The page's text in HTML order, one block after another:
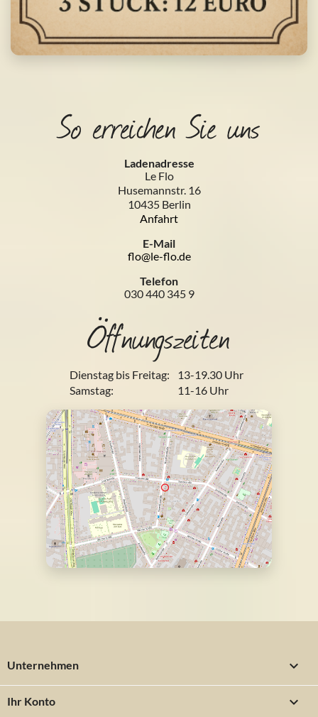
So erreichen Sie uns
Ladenadresse
Le Flo
Husemannstr. 16
10435 Berlin
Anfahrt
E-Mail
flo@le-flo.de
Telefon
030 440 345 9
Öffnungszeiten
Dienstag bis Freitag:
13-19.30 Uhr
Samstag:
11-16 Uhr
Unternehmen 
Ihr Konto 